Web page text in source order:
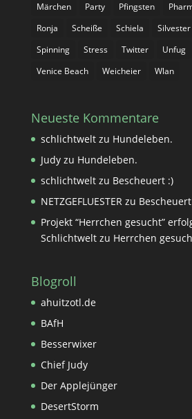
Märchen
Party Pfingsten
Ronja
Scheiße Schiela Silvester
Spinning
Stress Twitter Unfug
Venice Beach
Weicheier Wlan
Neueste Kommentare
schlichtweltzu Hundeleben.
Judyzu Hundeleben.
schlichtweltzu Bescheuert :)
NETZGEFLUESTERzu
Projekt “Herrchen gesucht”
Schlichtweltzu Herrchen
Blogroll
ahuitzotl.de
BAfH
Besserwixer
Chief Judy
Der Applejünger
DesertStorm